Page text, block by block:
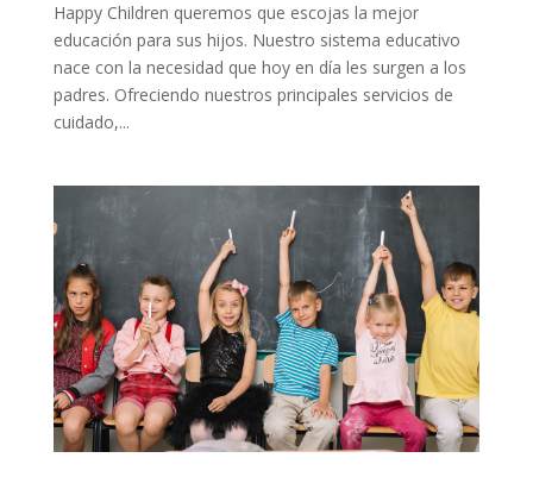
Happy Children queremos que escojas la mejor
educación para sus hijos. Nuestro sistema educativo
nace con la necesidad que hoy en día les surgen a los
padres. Ofreciendo nuestros principales servicios de
cuidado,...